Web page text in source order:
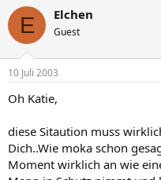
E Elchen
Guest
10 Juli 2003
Oh Katie,
diese Sitaution muss
Dich..Wie moka schon
Moment wirklich an wie